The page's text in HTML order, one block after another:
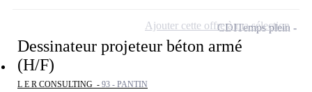
Dessinateur projeteur béton armé
(H/F)
L E R CONSULTING - 93 - PANTIN
CDITemps plein
Ajouter cette offre à ma sélection